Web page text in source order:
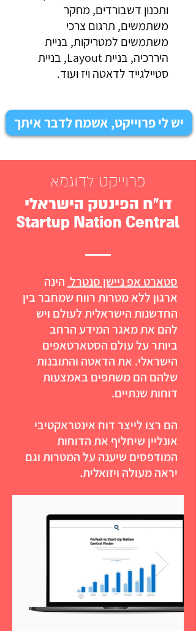
ותכנון דשבורדים, מחקר
משתמשים, תרגום צרכי
משתמשים למטריקות, בניית
היררכיה, בניית Layout, בניית
סטיילגייד לדאטה ויז ועוד.
יש לי פרוייקט, אשמח לדבר איתך
פרוייקט לדוגמא
דו"ח הפינטק הישראלי
Startup Nation Central
סטארט אפ ניישן סנטרל הינה
ארגון ללא מטרות רווח שמחבר בין
החדשנות הישראלית לעולם ויש
להם את מאגר המידע הרחב
ביותר על עולם הסטארטאפים
הישראלי. את הדאטה והתובנות
שלהם הם משתפים באמצעות
דוחות שנתיים.
הם רצו לייצר דוח אינטראקטיבי
אונליין שיחליף את הדוחות
המודפסים שיענה על המטרות וגם
יראה מעולה ויזואלית.